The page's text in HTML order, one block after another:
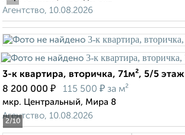
Агентство, 10.08.2026
2/10
3-к квартира, вторичка, 71м², 5/5 этаж
8 200 000 ₽ 115 500 ₽ за м²
мкр. Центральный, Мира 8
Агентство, 10.08.2026